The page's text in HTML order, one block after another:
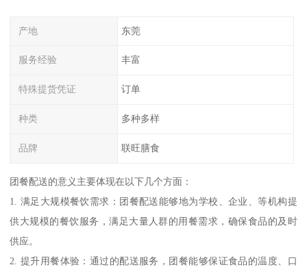
产地 东莞
服务经验 丰富
特殊提货凭证 订单
种类 多种多样
品牌 联旺膳食
团餐配送的意义主要体现在以下几个方面：
1. 满足大规模餐饮需求：团餐配送能够地为学校、企业、等机构提
供大规模的餐饮服务，满足大量人群的用餐需求，确保食品的及时
供应。
2. 提升用餐体验：通过的配送服务，团餐能够保证食品的温度、口